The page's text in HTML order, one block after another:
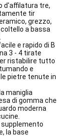
d'affilatura tre,
tir
grezzo,
a bassa
e rapido di B
3 - 4 tirate
ristabilire tutto
e
pietre tenute in
maniglia
di gomma che
moderna
supplemento
la base